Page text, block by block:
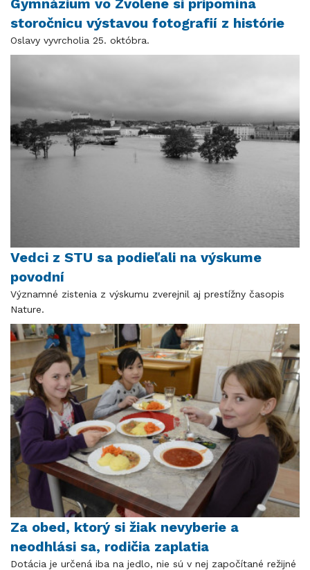
storočnicu výstavou fotografií z histórie
Oslavy vyvrcholia 25. októbra.
Vedci z STU sa podieľali na výskume
povodní
Významné zistenia z výskumu zverejnil aj prestížny časopis
Nature.
Za obed, ktorý si žiak nevyberie a
neodhlási sa, rodičia zaplatia
Dotácia je určená iba na jedlo, nie sú v nej započítané režijné